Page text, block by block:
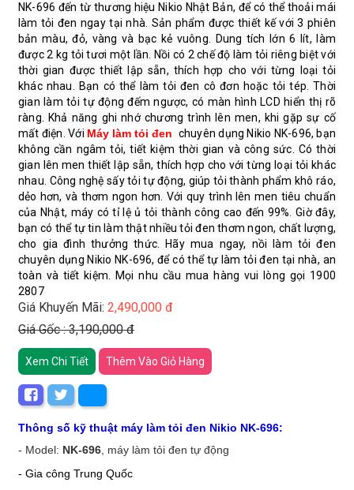
NK-696 đến từ thương hiệu Nikio Nhật Bản, để có thể thoải mái
làm tỏi đen ngay tại nhà. Sản phẩm được thiết kế với 3 phiên
bản màu, đỏ, vàng và bạc kẻ vuông. Dung tích lớn 6 lít, làm
được 2 kg tỏi tươi một lần. Nồi có 2 chế độ làm tỏi riêng biệt với
thời gian được thiết lập sẵn, thích hợp cho với từng loại tỏi
khác nhau. Bạn có thể làm tỏi đen cô đơn hoặc tỏi tép. Thời
gian làm tỏi tự động đếm ngược, có màn hình LCD hiển thị rõ
ràng. Khả năng ghi nhớ chương trình lên men, khi gặp sự cố
mất điện. Với Máy làm tỏi đen chuyên dụng Nikio NK-696, bạn
không cần ngâm tỏi, tiết kiệm thời gian và công sức. Có thời
gian lên men thiết lập sẵn, thích hợp cho với từng loại tỏi khác
nhau. Công nghệ sấy tỏi tự động, giúp tỏi thành phẩm khô ráo,
dẻo hơn, và thơm ngon hơn. Với quy trình lên men tiêu chuẩn
của Nhật, máy có tỉ lệ ủ tỏi thành công cao đến 99%. Giờ đây,
bạn có thể tự tin làm thật nhiều tỏi đen thơm ngon, chất lượng,
cho gia đình thưởng thức. Hãy mua ngay, nồi làm tỏi đen
chuyên dụng Nikio NK-696, để có thể tự làm tỏi đen tại nhà, an
toàn và tiết kiệm. Mọi nhu cầu mua hàng vui lòng gọi 1900
2807
Giá Khuyến Mãi: 2,490,000 đ
Giá Gốc : 3,190,000 đ
Xem Chi Tiết Thêm Vào Giỏ Hàng
Thông số kỹ thuật máy làm tỏi đen Nikio NK-696:
- Model: NK-696 , máy làm tỏi đen tự động
- Gia công Trung Quốc